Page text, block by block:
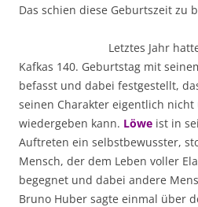
Das schien diese Geburtszeit zu
Letztes Jahr
Kafkas 140. Geburtstag mit
befasst und dabei festgestellt,
seinen Charakter eigentlich nicht
wiedergeben kann. Löwe ist in
Auftreten ein selbstbewusster,
Mensch, der dem Leben voller
begegnet und dabei andere
Bruno Huber sagte einmal über